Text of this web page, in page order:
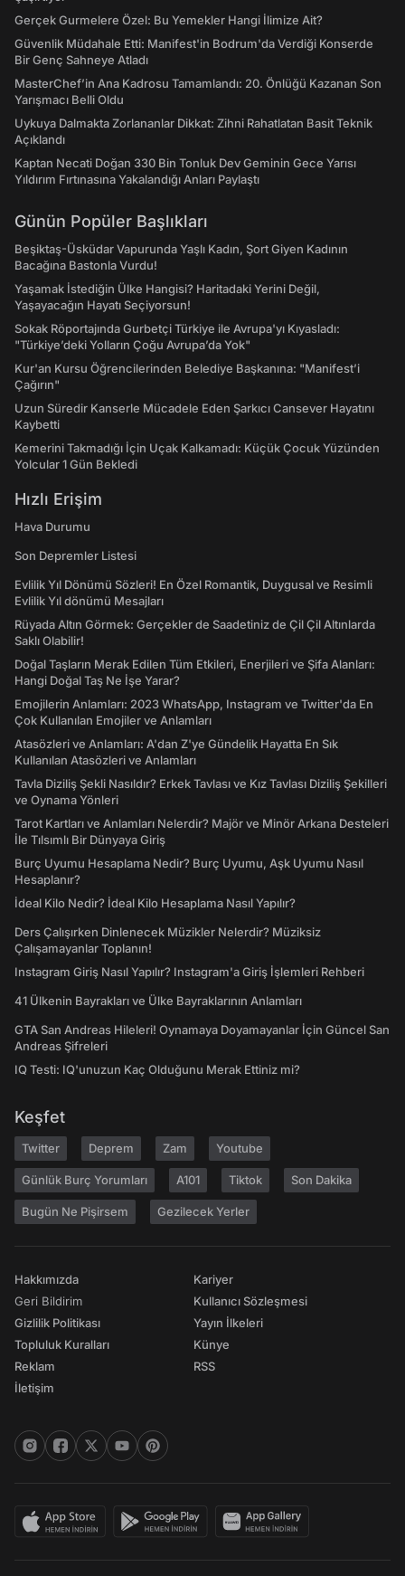
Gerçek Gurmelere Özel: Bu Yemekler Hangi İlimize Ait?
Güvenlik Müdahale Etti: Manifest'in Bodrum'da Verdiği Konserde
Bir Genç Sahneye Atladı
MasterChef’in Ana Kadrosu Tamamlandı: 20. Önlüğü Kazanan Son
Yarışmacı Belli Oldu
Uykuya Dalmakta Zorlananlar Dikkat: Zihni Rahatlatan Basit Teknik
Açıklandı
Kaptan Necati Doğan 330 Bin Tonluk Dev Geminin Gece Yarısı
Yıldırım Fırtınasına Yakalandığı Anları Paylaştı
Günün Popüler Başlıkları
Beşiktaş-Üsküdar Vapurunda Yaşlı Kadın, Şort Giyen Kadının
Bacağına Bastonla Vurdu!
Yaşamak İstediğin Ülke Hangisi? Haritadaki Yerini Değil,
Yaşayacağın Hayatı Seçiyorsun!
Sokak Röportajında Gurbetçi Türkiye ile Avrupa'yı Kıyasladı:
"Türkiye’deki Yolların Çoğu Avrupa’da Yok"
Kur'an Kursu Öğrencilerinden Belediye Başkanına: "Manifest’i
Çağırın"
Uzun Süredir Kanserle Mücadele Eden Şarkıcı Cansever Hayatını
Kaybetti
Kemerini Takmadığı İçin Uçak Kalkamadı: Küçük Çocuk Yüzünden
Yolcular 1 Gün Bekledi
Hızlı Erişim
Hava Durumu
Son Depremler Listesi
Evlilik Yıl Dönümü Sözleri! En Özel Romantik, Duygusal ve Resimli
Evlilik Yıl dönümü Mesajları
Rüyada Altın Görmek: Gerçekler de Saadetiniz de Çil Çil Altınlarda
Saklı Olabilir!
Doğal Taşların Merak Edilen Tüm Etkileri, Enerjileri ve Şifa Alanları:
Hangi Doğal Taş Ne İşe Yarar?
Emojilerin Anlamları: 2023 WhatsApp, Instagram ve Twitter'da En
Çok Kullanılan Emojiler ve Anlamları
Atasözleri ve Anlamları: A'dan Z'ye Gündelik Hayatta En Sık
Kullanılan Atasözleri ve Anlamları
Tavla Diziliş Şekli Nasıldır? Erkek Tavlası ve Kız Tavlası Diziliş Şekilleri
ve Oynama Yönleri
Tarot Kartları ve Anlamları Nelerdir? Majör ve Minör Arkana Desteleri
İle Tılsımlı Bir Dünyaya Giriş
Burç Uyumu Hesaplama Nedir? Burç Uyumu, Aşk Uyumu Nasıl
Hesaplanır?
İdeal Kilo Nedir? İdeal Kilo Hesaplama Nasıl Yapılır?
Ders Çalışırken Dinlenecek Müzikler Nelerdir? Müziksiz
Çalışamayanlar Toplanın!
Instagram Giriş Nasıl Yapılır? Instagram'a Giriş İşlemleri Rehberi
41 Ülkenin Bayrakları ve Ülke Bayraklarının Anlamları
GTA San Andreas Hileleri! Oynamaya Doyamayanlar İçin Güncel San
Andreas Şifreleri
IQ Testi: IQ'unuzun Kaç Olduğunu Merak Ettiniz mi?
Keşfet
Twitter Deprem Zam Youtube
Günlük Burç Yorumları A101 Tiktok Son Dakika
Bugün Ne Pişirsem Gezilecek Yerler
Hakkımızda
Geri Bildirim
Gizlilik Politikası
Topluluk Kuralları
Reklam
İletişim
Kariyer
Kullanıcı Sözleşmesi
Yayın İlkeleri
Künye
RSS